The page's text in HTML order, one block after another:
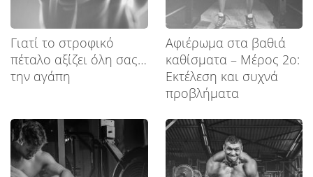
Γιατί το στροφικό
πέταλο αξίζει όλη σας…
την αγάπη
Αφιέρωμα στα βαθιά
καθίσματα – Μέρος 2ο:
Εκτέλεση και συχνά
προβλήματα